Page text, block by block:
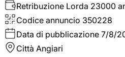
Retribuzione Lorda 23000
Codice annuncio 350228
Data di pubblicazione 7/8/
Città Angiari